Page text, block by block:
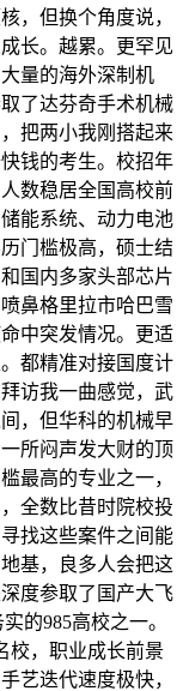
，但换个角度说，
长。越累。更罕见
量的海外深制机
了达芬奇手术机械
把两小我刚搭起来
钱的考生。校招年
数稳居全国高校前
能系统、动力电池
门槛极高，硕士结
国内多家头部芯片
鼻格里拉市哈巴雪
中突发情况。更适
都精准对接国度计
访我一曲感觉，武
，但华科的机械早
所闷声发大财的顶
最高的专业之一，
全数比昔时院校投
找这些案件之间能
基，良多人会把这
度参取了国产大飞
的985高校之一。
校，职业成长前景
艺迭代速度极快，